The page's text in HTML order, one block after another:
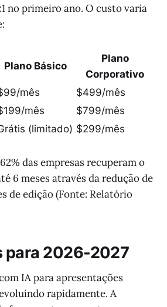
no primeiro ano. O custo varia
Plano Básico
Plano
Corporativo
mês
$499/mês
mês
$799/mês
(limitado) $299/mês
das empresas recuperam o
6 meses através da redução de
de edição (Fonte: Relatório
para 2026-2027
IA para apresentações
rapidamente. A